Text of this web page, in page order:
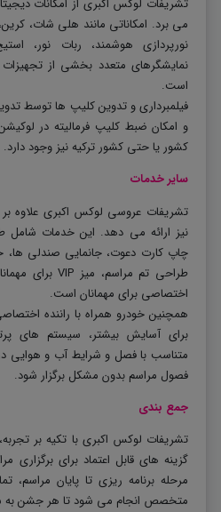
تشریفات لوکس اکبری از امکانات
می برد. امکاناتی مانند هلی شات،
نورپردازی هوشمند، ربات نور،
نمایشگرهای متعدد بخشی از
است.
فیلمبرداری و تدوین کلیپ ها توسط
و امکان ضبط کلیپ فرمالیته در
کشور یا حتی کشور ترکیه نیز وجود دارد.
سایر خدمات
تشریفات عروسی لوکس اکبری علاوه
نیز ارائه می دهد. این خدمات شامل
چاپ کارت دعوت، جانمایی صندلی ها،
طراحی تم مراسم، میز VIPبرای
اختصاصی برای مهمانان است.
همچنین خودرو همراه با راننده
برای آسایش بیشتر، سیستم های
متناسب با فصل و شرایط آب و هوایی
فصول مراسم بدون مشکل برگزار شود.
جمع بندی
تشریفات لوکس اکبری با تکیه بر
گزینه های قابل اعتماد برای
مرحله برنامه ریزی تا پایان
متخصص انجام می شود تا هر جشن به